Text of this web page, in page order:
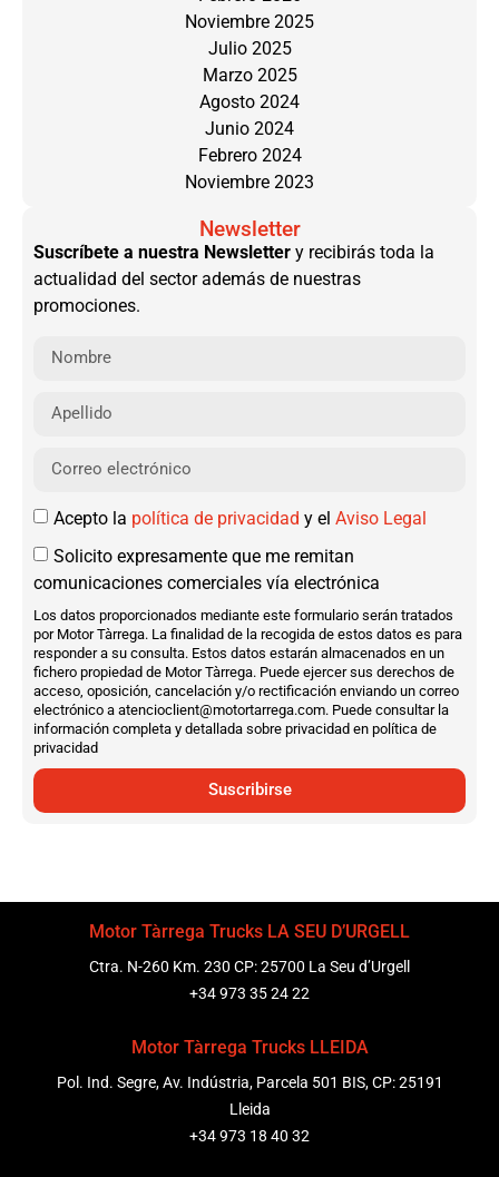
Noviembre 2025
Julio 2025
Marzo 2025
Agosto 2024
Junio 2024
Febrero 2024
Noviembre 2023
Newsletter
Suscríbete a nuestra Newsletter y recibirás toda la
actualidad del sector además de nuestras
promociones.
Acepto la política de privacidad y el Aviso Legal
Solicito expresamente que me remitan
comunicaciones comerciales vía electrónica
Los datos proporcionados mediante este formulario serán tratados
por Motor Tàrrega. La finalidad de la recogida de estos datos es para
responder a su consulta. Estos datos estarán almacenados en un
fichero propiedad de Motor Tàrrega. Puede ejercer sus derechos de
acceso, oposición, cancelación y/o rectificación enviando un correo
electrónico a atencioclient@motortarrega.com. Puede consultar la
información completa y detallada sobre privacidad en política de
privacidad
Suscribirse
Motor Tàrrega Trucks LA SEU D’URGELL
Ctra. N-260 Km. 230 CP: 25700 La Seu d’Urgell
+34 973 35 24 22
Motor Tàrrega Trucks LLEIDA
Pol. Ind. Segre, Av. Indústria, Parcela 501 BIS, CP: 25191
Lleida
+34 973 18 40 32